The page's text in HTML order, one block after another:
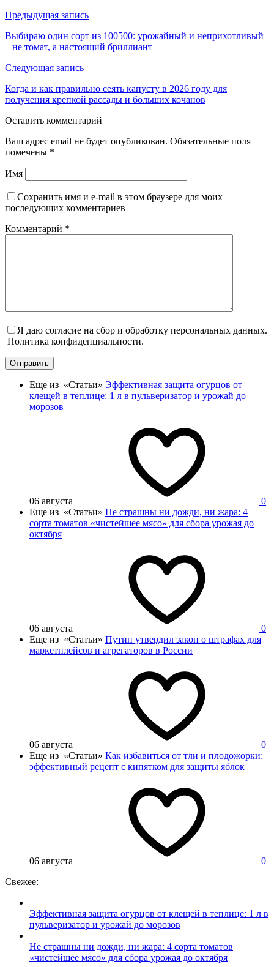
Предыдущая запись
Выбираю один сорт из 100500: урожайный и неприхотливый
– не томат, а настоящий бриллиант
Следующая запись
Когда и как правильно сеять капусту в 2026 году для
получения крепкой рассады и больших кочанов
Оставить комментарий
Ваш адрес email не будет опубликован. Обязательные поля
помечены *
Имя
Сохранить имя и e-mail в этом браузере для моих
последующих комментариев
Комментарий *
Я даю согласие на сбор и обработку персональных данных.
Политика конфиденциальности.
Отправить
Еще из «Статьи» Эффективная защита огурцов от
клещей в теплице: 1 л в пульверизатор и урожай до
морозов
06 августа
0
Еще из «Статьи» Не страшны ни дожди, ни жара: 4
сорта томатов «чистейшее мясо» для сбора урожая до
октября
06 августа
0
Еще из «Статьи» Путин утвердил закон о штрафах для
маркетплейсов и агрегаторов в России
06 августа
0
Еще из «Статьи» Как избавиться от тли и плодожорки:
эффективный рецепт с кипятком для защиты яблок
06 августа
0
Свежее:
Эффективная защита огурцов от клещей в теплице: 1 л в
пульверизатор и урожай до морозов
Не страшны ни дожди, ни жара: 4 сорта томатов
«чистейшее мясо» для сбора урожая до октября